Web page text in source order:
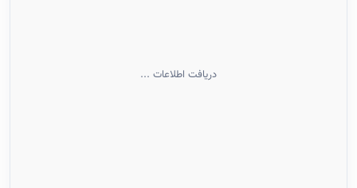
دریافت اطلاعات ...